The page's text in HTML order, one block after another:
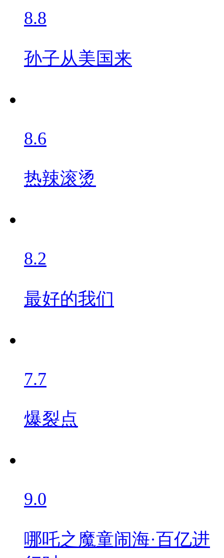
8.8
孙子从美国来
8.6
热辣滚烫
8.2
最好的我们
7.7
爆裂点
9.0
哪吒之魔童闹海·百亿进